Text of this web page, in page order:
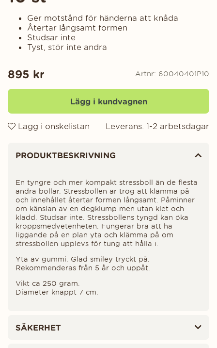
Ger motstånd för händerna att knåda
Återtar långsamt formen
Studsar inte
Tyst, stör inte andra
895 kr Artnr: 60040401P10
Lägg i kundvagnen
Lägg i önskelistan Leverans: 1-2 arbetsdagar
PRODUKTBESKRIVNING
En tyngre och mer kompakt stressboll än de flesta
andra bollar. Stressbollen är trög att klämma på
och innehållet återtar formen långsamt. Påminner
om känslan av en degklump men utan klet och
kladd. Studsar inte. Stressbollens tyngd kan öka
kroppsmedvetenheten. Fungerar bra att ha
liggande på en plan yta och klämma på om
stressbollen upplevs för tung att hålla i.
Yta av gummi. Glad smiley tryckt på.
Rekommenderas från 5 år och uppåt.
Vikt ca 250 gram.
Diameter knappt 7 cm.
SÄKERHET